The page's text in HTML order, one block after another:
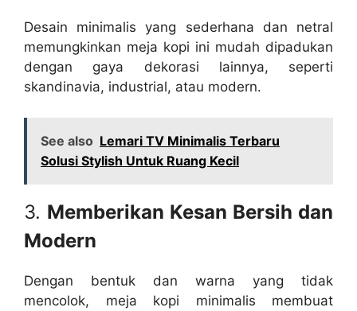
Desain minimalis yang sederhana dan netral
memungkinkan meja kopi ini mudah dipadukan
dengan gaya dekorasi lainnya, seperti
skandinavia, industrial, atau modern.
See also Lemari TV Minimalis Terbaru
Solusi Stylish Untuk Ruang Kecil
3. Memberikan Kesan Bersih dan
Modern
Dengan bentuk dan warna yang tidak
mencolok, meja kopi minimalis membuat